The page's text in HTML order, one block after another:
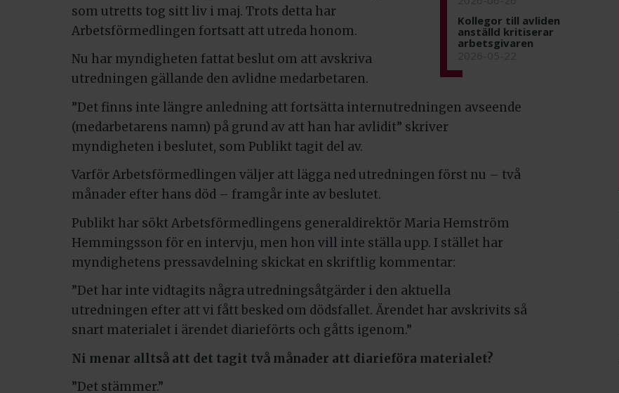
Kollegor till avliden
anställd kritiserar
arbetsgivaren
som utretts tog sitt liv i maj. Trots detta har
Arbetsförmedlingen fortsatt att utreda honom.
Nu har myndigheten fattat beslut om att avskriva
utredningen gällande den avlidne medarbetaren.
”Det finns inte längre anledning att fortsätta internutredningen avseende
(medarbetarens namn) på grund av att han har avlidit” skriver
myndigheten i beslutet, som Publikt tagit del av.
Varför Arbetsförmedlingen väljer att lägga ned utredningen först nu – två
månader efter hans död – framgår inte av beslutet.
Publikt har sökt Arbetsförmedlingens generaldirektör Maria Hemström
Hemmingsson för en intervju, men hon vill inte ställa upp. I stället har
myndighetens pressavdelning skickat en skriftlig kommentar:
”Det har inte vidtagits några utredningsåtgärder i den aktuella
utredningen efter att vi fått besked om dödsfallet. Ärendet har avskrivits så
snart materialet i ärendet diarieförts och gåtts igenom.”
Ni menar alltså att det tagit två månader att diarieföra materialet?
”Det stämmer.”